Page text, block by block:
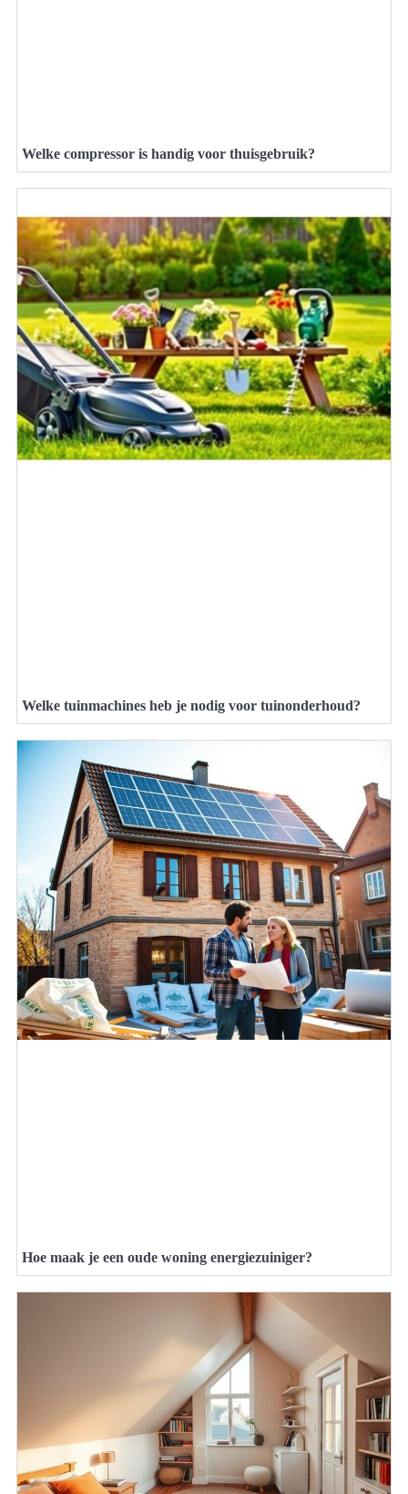
Welke compressor is handig voor thuisgebruik?
Welke tuinmachines heb je nodig voor tuinonderhoud?
Hoe maak je een oude woning energiezuiniger?